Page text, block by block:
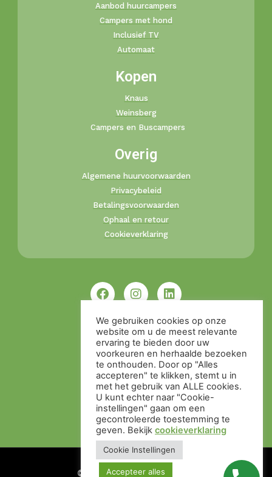
Aanbod huurcampers
Campers met hond
Inclusief TV
Automaat
Kopen
Knaus
Weinsberg
Campers en Buscampers
Overig
Algemene huurvoorwaarden
Privacybeleid
Betalingsvoorwaarden
Ophaal en retour
Cookieverklaring
© Alle rechten voorbehouden
We gebruiken cookies op onze
website om u de meest relevante
ervaring te bieden door uw
voorkeuren en herhaalde bezoeken
te onthouden. Door op "Alles
accepteren" te klikken, stemt u in
met het gebruik van ALLE cookies.
U kunt echter naar "Cookie-
instellingen" gaan om een ​​
gecontroleerde toestemming te
geven. Bekijk cookieverklaring
Cookie Instellingen
Accepteer alles